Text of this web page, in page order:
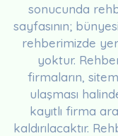
sonucunda
sayfasının;
rehberimizde
yoktur.
firmaların,
ulaşması
kayıtlı firma
kaldırılacaktır.